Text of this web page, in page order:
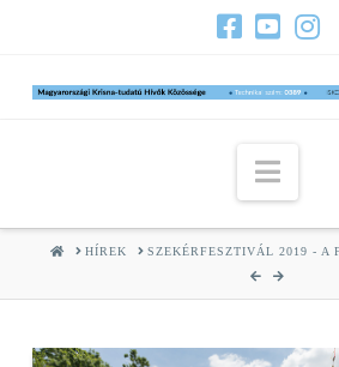
HOMEHÍREK SZEKÉRFESZTIVÁL 2019 - A